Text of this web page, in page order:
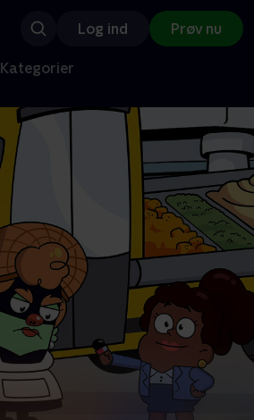
Log ind Prøv nu
Kategorier